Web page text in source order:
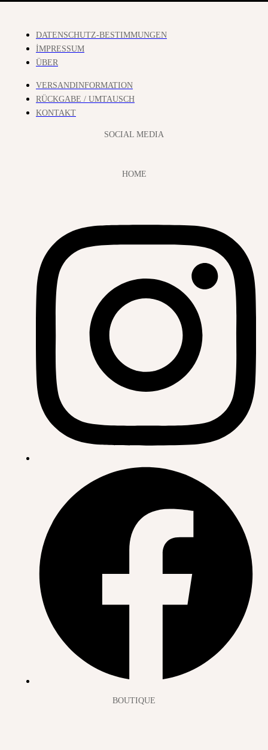
DATENSCHUTZ-BESTIMMUNGEN
İMPRESSUM
ÜBER
VERSANDINFORMATION
RÜCKGABE / UMTAUSCH
KONTAKT
SOCIAL MEDIA
HOME
BOUTIQUE